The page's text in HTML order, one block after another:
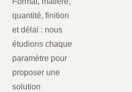
quantité, finition
et délai : nous
étudions chaque
paramètre pour
proposer une
solution